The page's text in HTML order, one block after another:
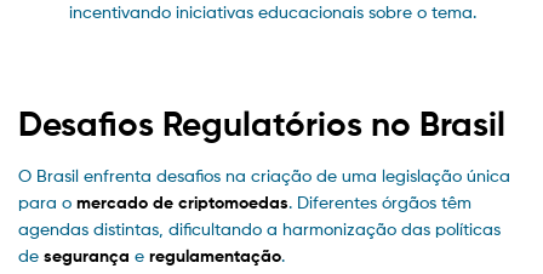
incentivando iniciativas educacionais sobre o tema.
Desafios Regulatórios no Brasil
O Brasil enfrenta desafios na criação de uma legislação única
para o mercado de criptomoedas. Diferentes órgãos têm
agendas distintas, dificultando a harmonização das políticas
de segurança e regulamentação.